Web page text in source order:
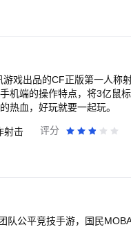
游戏出品的CF正版第一人
机端的操作特点，将3亿鼠
热血，好玩就要一起玩。
射击 评分
队公平竞技手游，国民